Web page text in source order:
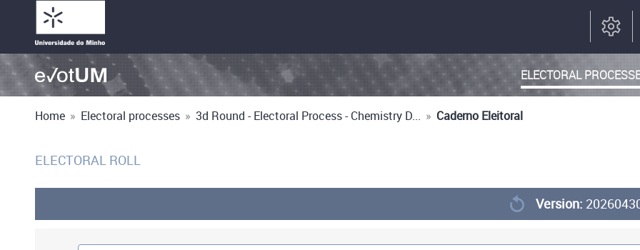
ELECTORAL
Home » Electoral processes » 3d Round - Electoral Process - Chemistry D... » Caderno Eleitoral
ELECTORAL ROLL
Version: